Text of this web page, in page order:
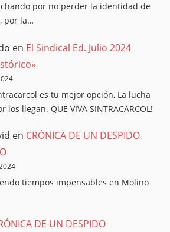
por no perder la identidad de
por la…
en El Sindical Ed. Julio 2024
es tu mejor opción, La lucha
los llegan. QUE VIVA SINTRACARCOL!
en CRÓNICA DE UN DESPIDO
tiempos impensables en Molino
DE UN DESPIDO